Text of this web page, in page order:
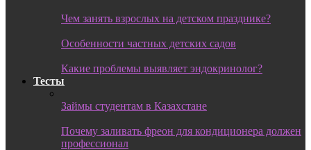
Чем занять взрослых на детском празднике?
Особенности частных детских садов
Какие проблемы выявляет эндокринолог?
Тесты
Займы студентам в Казахстане
Почему заливать фреон для кондиционера должен
профессионал